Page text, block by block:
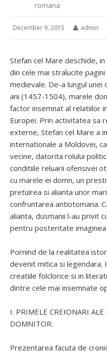
romana
December 9, 2015 admin
Stefan cel Mare deschide,
din cele mai stralucite
medievale. De-a lungul unei
ani (1457-1504), marele
factor insemnat al relatiilor
Europei. Prin activitatea sa
externe, Stefan cel Mare a
internationale a Moldovei,
vecine, datorita rolului
conditiile reluarii ofensivei
cu marele ei domn, un
pretuirea si alianta unor
confruntarea antiotomana.
alianta, dusmanii l-au privit
pentru posteritate
Pornind de la realitatea
devenit mitica si legendara.
creatiile folclorice si in
dintre cele mai insemnate
I. PRIMELE CREIONARI
DOMNITOR.
Prezentarea facuta de